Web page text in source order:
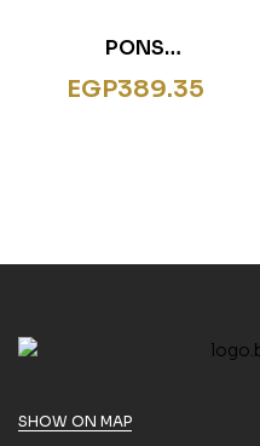
PONS
Formelsammlung
EGP389.35
SHOW ON MAP